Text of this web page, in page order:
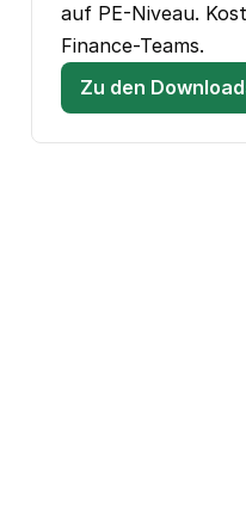
auf PE-Niveau.
Finance-Teams.
Zu den